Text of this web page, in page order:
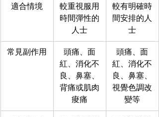
適合情境
較重視服用
時間彈性的
人士
較有明確時
間安排的人
士
常見副作用
頭痛、面
紅、消化不
良、鼻塞、
背痛或肌肉
痠痛
頭痛、面
紅、消化不
良、鼻塞、
視覺色調改
變等